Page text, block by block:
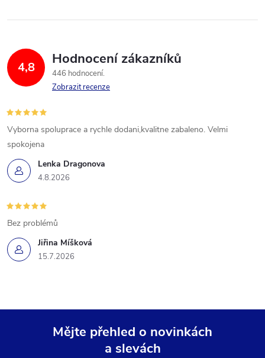
4,8 Hodnocení zákazníků
446 hodnocení
Zobrazit recenze
Lenka Dragonova
4.8.2026
Vyborna spoluprace a rychle dodani,kvalitne zabaleno. Velmi
spokojena
Jiřina Míšková
15.7.2026
Bez problémů
Mějte přehled o novinkách
a slevách